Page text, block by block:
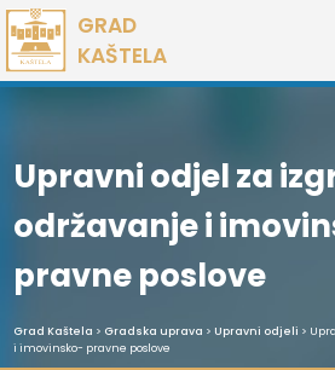
Preskoči
na
sadržaj
GRAD
KAŠTELA
Upravni odjel za
održavanje i
pravne poslove
Grad Kaštela > Gradska uprava > Upravni odjeli >
i imovinsko- pravne poslove